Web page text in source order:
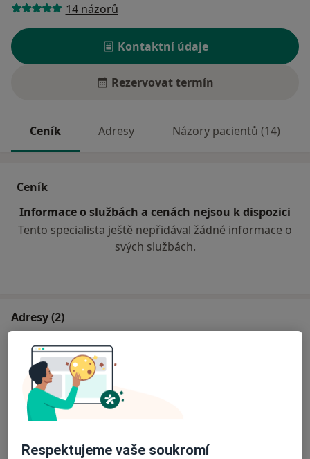
14 názorů
Kontaktní údaje
Rezervovat termín
Ceník Adresy Názory pacientů (14)
Ceník
Informace o službách a cenách nejsou k dispozici
Tento specialista ještě nepřidával žádné informace o
svých službách.
Adresy (2)
Adresa 1 Adresa 2
Zubní laboratoř
Polská 14,
Respektujeme vaše soukromí